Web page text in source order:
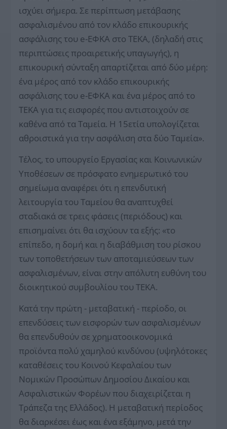
ισχύει σήμερα. Σε περίπτωση μετάβασης
ασφαλισμένου από τον κλάδο επικουρικής
ασφάλισης του e-ΕΦΚΑ στο ΤΕΚΑ, (δηλαδή στις
περιπτώσεις προαιρετικής υπαγωγής), η
επικουρική σύνταξη απαρτίζεται από δύο μέρη:
ένα μέρος από τον κλάδο επικουρικής
ασφάλισης του e-ΕΦΚΑ και ένα μέρος από το
ΤΕΚΑ για τις εισφορές που αντιστοιχούν σε
καθένα από τα Ταμεία. Η 15ετία υπολογίζεται
αθροιστικά για την ασφάλιση στα δύο Ταμεία».
Τέλος, το υπουργείο Εργασίας και Κοινωνικών
Υποθέσεων σε πρόσφατο ενημερωτικό του
σημείωμα αναφέρει ότι η επενδυτική
λειτουργία του Ταμείου θα αναπτυχθεί
σταδιακά σε τρεις φάσεις (περιόδους) και
επισημαίνει ότι θα ισχύουν τα εξής: «το
επίπεδο, η δομή και η διαβάθμιση του ρίσκου
των τοποθετήσεων των αποταμιεύσεων των
ασφαλισμένων, είναι στην απόλυτη ευθύνη του
διοικητικού συμβουλίου του ΤΕΚΑ.
Κατά την πρώτη - μεταβατική - περίοδο, οι
επενδύσεις των εισφορών των ασφαλισμένων
θα επενδυθούν σε χρηματοοικονομικά
προϊόντα πολύ χαμηλού κινδύνου (υψηλότοκες
καταθέσεις του Κοινού Κεφαλαίου των
Νομικών Προσώπων Δημοσίου Δικαίου και
Ασφαλιστικών Φορέων που διαχειρίζεται η
Τράπεζα της Ελλάδος). Η μεταβατική περίοδος
θα διαρκέσει έως και ένα εξάμηνο, μετά την